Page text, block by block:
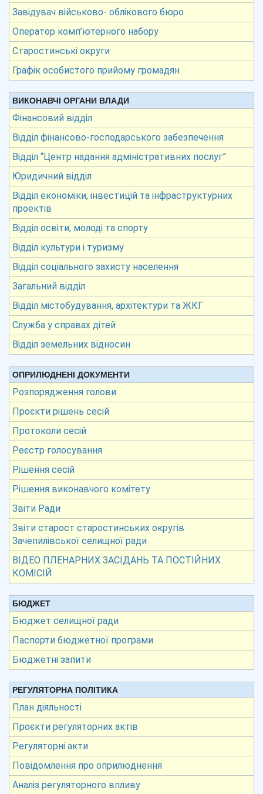
Завідувач військово- облікового бюро
Оператор комп’ютерного набору
Старостинські округи
Графік особистого прийому громадян
ВИКОНАВЧІ ОРГАНИ ВЛАДИ
Фінансовий відділ
Відділ фінансово-господарського забезпечення
Відділ “Центр надання адміністративних послуг”
Юридичний відділ
Відділ економіки, інвестицій та інфраструктурних
проектів
Відділ освіти, молоді та спорту
Відділ культури і туризму
Відділ соціального захисту населення
Загальний відділ
Відділ містобудування, архітектури та ЖКГ
Служба у справах дітей
Відділ земельних відносин
ОПРИЛЮДНЕНІ ДОКУМЕНТИ
Розпорядження голови
Проєкти рішень сесій
Протоколи сесій
Реєстр голосування
Рішення сесій
Рішення виконавчого комітету
Звіти Ради
Звіти старост старостинських округів
Зачепилівської селищної ради
ВІДЕО ПЛЕНАРНИХ ЗАСІДАНЬ ТА ПОСТІЙНИХ
КОМІСІЙ
БЮДЖЕТ
Бюджет селищної ради
Паспорти бюджетної програми
Бюджетні запити
РЕГУЛЯТОРНА ПОЛІТИКА
План діяльності
Проєкти регуляторних актів
Регуляторні акти
Повідомлення про оприлюднення
Аналіз регуляторного впливу